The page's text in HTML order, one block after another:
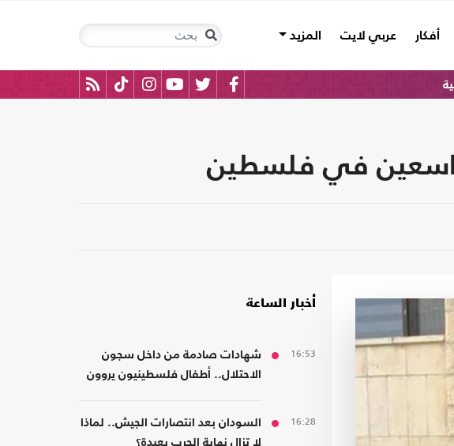
أفكار عربي لايت المزيد
واسعين في فلسطين
أخبار الساعة
16:53
شهادات صادمة من داخل سجون
الاحتلال.. أطفال فلسطينيون يروون
16:28
السودان بعد انتصارات الجيش.. لماذا
لا تزال نهاية الحرب بعيدة؟